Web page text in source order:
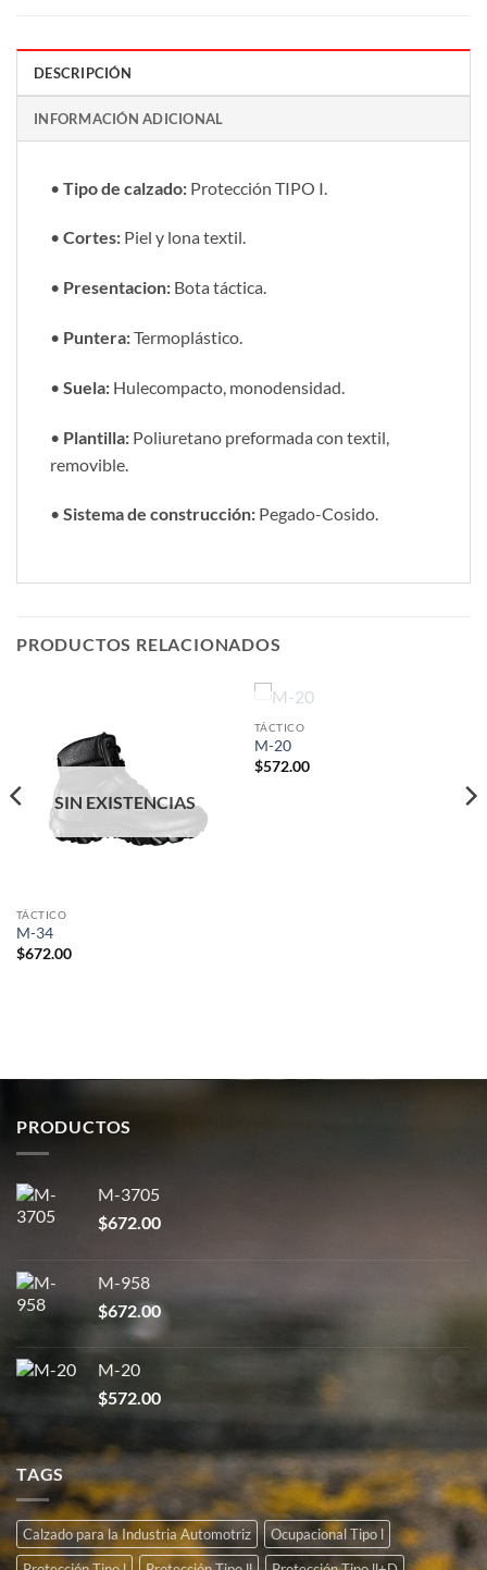
DESCRIPCIÓN
INFORMACIÓN ADICIONAL
• Tipo de calzado: Protección TIPO I.
• Cortes: Piel y lona textil.
• Presentacion: Bota táctica.
• Puntera:Termoplástico.
• Suela: Hulecompacto, monodensidad.
• Plantilla: Poliuretano preformada con textil,
removible.
• Sistema de construcción: Pegado-Cosido.
PRODUCTOS RELACIONADOS
SIN EXISTENCIAS
TÁCTICO
M-34
$672.00
SIN EXISTENCIAS
TÁCTICO
M-20
$572.00
PRODUCTOS
M-3705
$672.00
M-958
$672.00
M-20
$572.00
TAGS
Calzado para la Industria Automotriz
Ocupacional Tipo l